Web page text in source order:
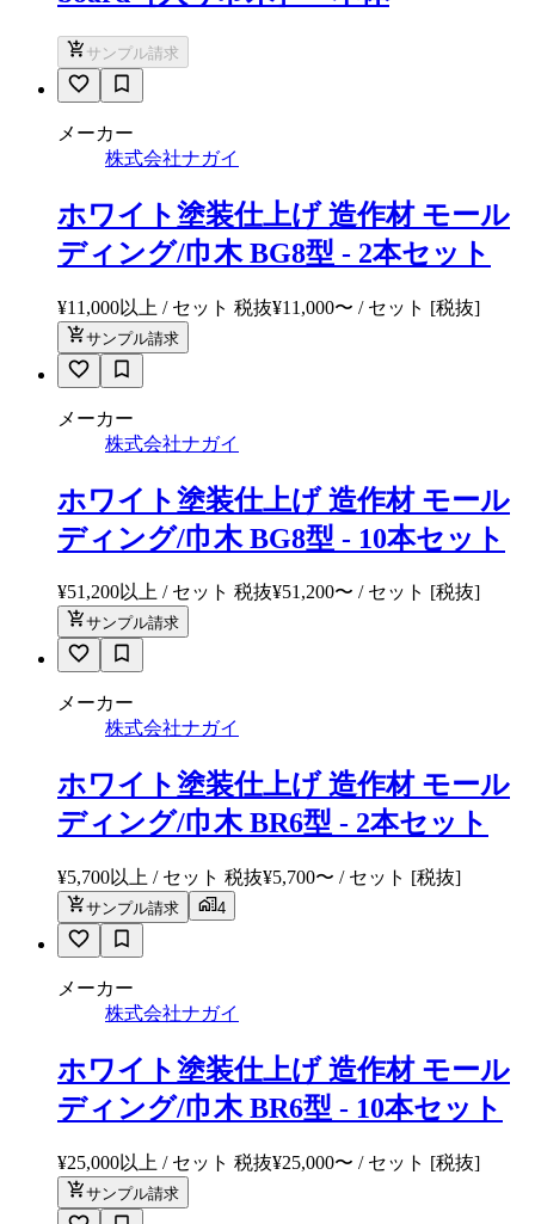
サンプル請求
メーカー
株式会社ナガイ
ホワイト塗装仕上げ 造作材 モール
ディング/巾木 BG8型 - 2本セット
¥11,000以上 / セット 税抜¥11,000〜 / セット [税抜]
サンプル請求
メーカー
株式会社ナガイ
ホワイト塗装仕上げ 造作材 モール
ディング/巾木 BG8型 - 10本セット
¥51,200以上 / セット 税抜¥51,200〜 / セット [税抜]
サンプル請求
メーカー
株式会社ナガイ
ホワイト塗装仕上げ 造作材 モール
ディング/巾木 BR6型 - 2本セット
¥5,700以上 / セット 税抜¥5,700〜 / セット [税抜]
サンプル請求 4
メーカー
株式会社ナガイ
ホワイト塗装仕上げ 造作材 モール
ディング/巾木 BR6型 - 10本セット
¥25,000以上 / セット 税抜¥25,000〜 / セット [税抜]
サンプル請求